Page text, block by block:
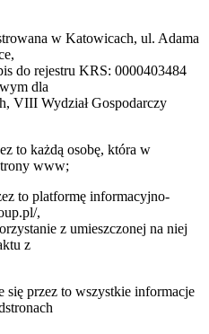
w Katowicach, ul. Adama
do rejestru KRS: 0000403484
dla
VIII Wydział Gospodarczy
to każdą osobę, która w
www;
to platformę informacyjno-
,
z umieszczonej na niej
z
się przez to wszystkie informacje